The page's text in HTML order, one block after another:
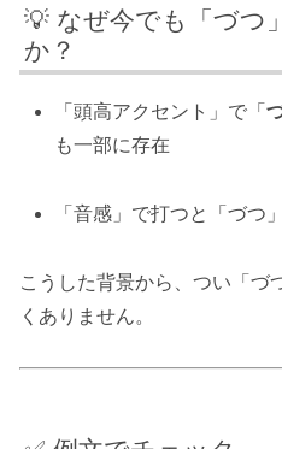
💡 なぜ今でも「づつ
か？
「頭高アクセント」で「
も一部に存在
「音感」で打つと「づつ
こうした背景から、つい「づ
くありません。